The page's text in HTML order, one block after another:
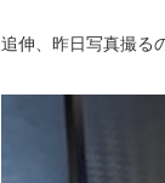
追伸、昨日写真撮る